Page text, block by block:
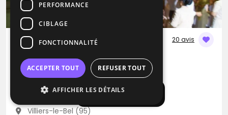
Afficher la carte
20 avis
Gass Prod & Events
Pop Rap
Villiers-le-Bel (95)
PERFORMANCE
CIBLAGE
FONCTIONNALITÉ
ACCEPTER TOUT REFUSER TOUT
AFFICHER LES DÉTAILS